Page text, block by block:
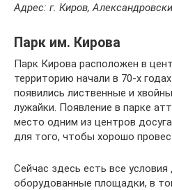
Адрес: г. Киров,
Парк им. Кирова
Парк Кирова расположен в
территорию начали в 70-х
появились лиственные и
лужайки. Появление в парке
место одним из центров
для того, чтобы хорошо
Сейчас здесь есть все
оборудованные площадки, в